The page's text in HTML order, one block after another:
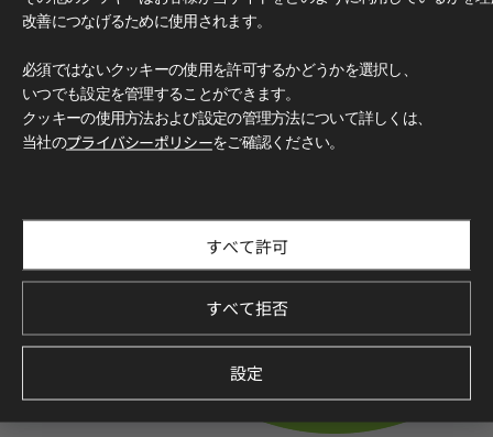
改善につなげるために使用されます。
必須ではないクッキーの使用を許可するかどうかを選択し、
いつでも設定を管理することができます。
クッキーの使用方法および設定の管理方法について詳しくは、
当社のプライバシーポリシーをご確認ください。
すべて許可
すべて拒否
設定